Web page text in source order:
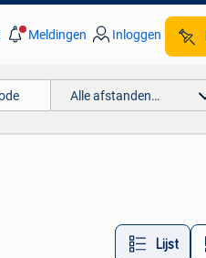
Meldingen Inloggen
Alle afstanden…
Lijst